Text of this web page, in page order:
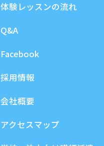
体験レッスンの流れ
Q&A
Facebook
採用情報
会社概要
アクセスマップ